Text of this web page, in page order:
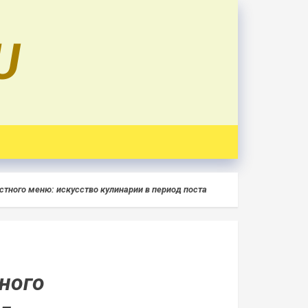
меню: искусство кулинарии в период поста